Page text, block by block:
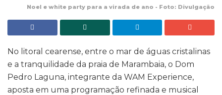
Noel e white party para a virada de ano - Foto: Divulgação
No litoral cearense, entre o mar de águas cristalinas
e a tranquilidade da praia de Marambaia, o Dom
Pedro Laguna, integrante da WAM Experience,
aposta em uma programação refinada e musical